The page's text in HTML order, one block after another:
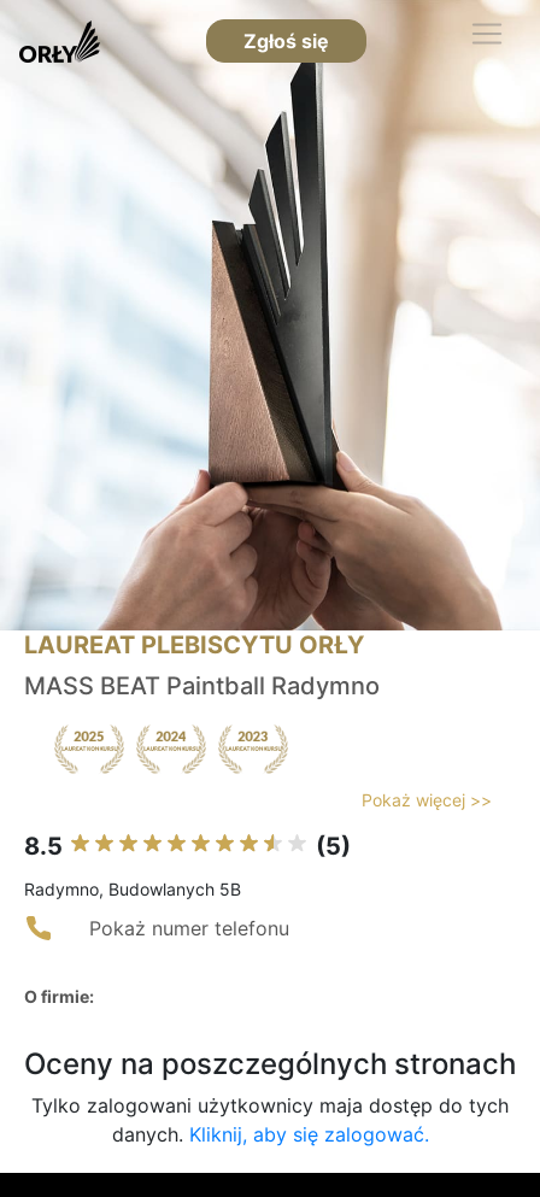
Zgłoś się
LAUREAT PLEBISCYTU ORŁY
MASS BEAT Paintball Radymno
Pokaż więcej >>
8.5 (5)
Radymno, Budowlanych 5B
Pokaż numer telefonu
O firmie:
Oceny na poszczególnych stronach
Tylko zalogowani użytkownicy maja dostęp do tych
danych. Kliknij, aby się zalogować.